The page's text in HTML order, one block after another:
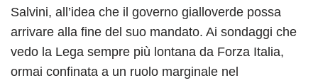
Salvini, all’idea che il governo gialloverde possa
arrivare alla fine del suo mandato. Ai sondaggi che
vedo la Lega sempre più lontana da Forza Italia,
ormai confinata a un ruolo marginale nel